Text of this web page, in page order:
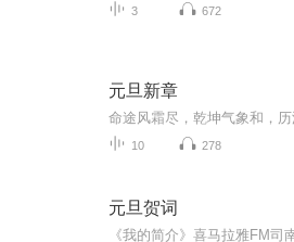
3 672
元旦新章
10 278
元旦贺词